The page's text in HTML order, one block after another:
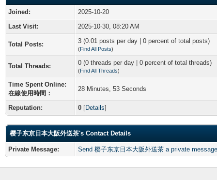
Joined:
2025-10-20
Last Visit:
2025-10-30, 08:20 AM
Total Posts: 3 (0.01 posts per day | 0 percent of total posts)
(Find All Posts)
Total Threads: 0 (0 threads per day | 0 percent of total threads)
(Find All Threads)
Time Spent Online:
在線使用時間：
28 Minutes, 53 Seconds
Reputation: 0 [Details]
樱子东京日本大阪外送茶's Contact Details
Private Message: Send 樱子东京日本大阪外送茶 a private